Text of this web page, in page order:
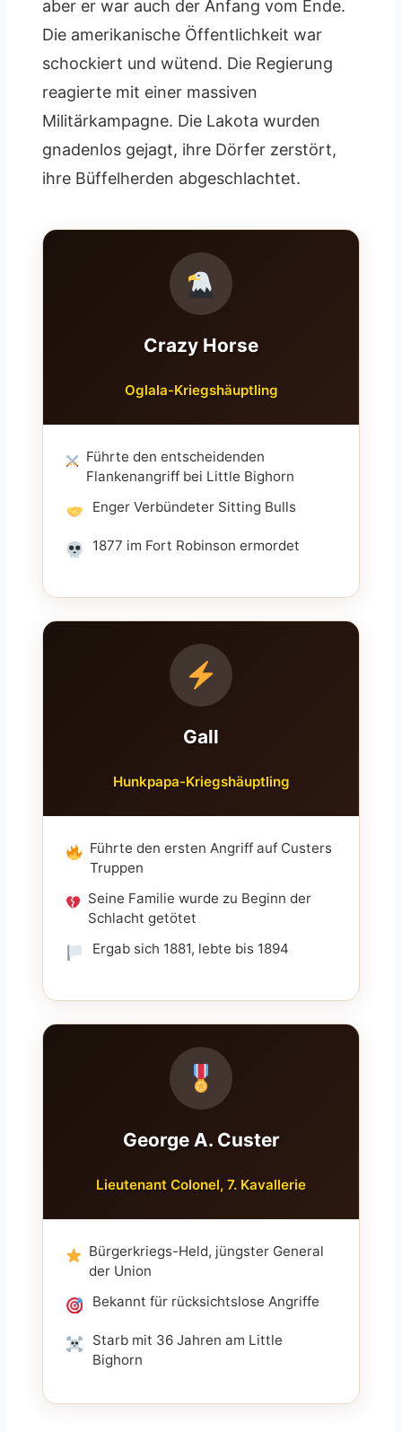
aber er war auch der Anfang vom Ende.
Die amerikanische Öffentlichkeit war
schockiert und wütend. Die Regierung
reagierte mit einer massiven
Militärkampagne. Die Lakota wurden
gnadenlos gejagt, ihre Dörfer zerstört,
ihre Büffelherden abgeschlachtet.
Crazy Horse
Oglala-Kriegshäuptling
Führte den entscheidenden
Flankenangriff bei Little Bighorn
Enger Verbündeter Sitting Bulls
1877 im Fort Robinson ermordet
Gall
Hunkpapa-Kriegshäuptling
Führte den ersten Angriff auf Custers
Truppen
Seine Familie wurde zu Beginn der
Schlacht getötet
Ergab sich 1881, lebte bis 1894
George A. Custer
Lieutenant Colonel, 7. Kavallerie
Bürgerkriegs-Held, jüngster General
der Union
Bekannt für rücksichtslose Angriffe
Starb mit 36 Jahren am Little
Bighorn